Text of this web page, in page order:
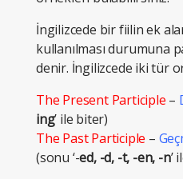
İngilizcede bir fiilin ek
kullanılması durumuna
denir. İngilizcede iki tür
The Present Participle –
ing’ ile biter)
The Past Participle –
(sonu ‘-ed, -d, -t, -en, -n’